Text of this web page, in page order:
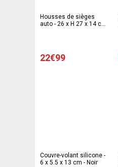
Housses de sièges
auto - 26 x H 27 x 14 cm
22€99
Couvre-volant silicone -
6 x 5.5 x 13 cm - Noir